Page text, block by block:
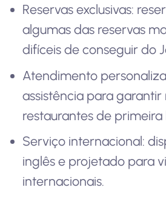
Reservas exclusivas:
algumas das reservas
difíceis de conseguir do
Atendimento
assistência para garantir
restaurantes de primeira
Serviço internacional:
inglês e projetado para
internacionais.